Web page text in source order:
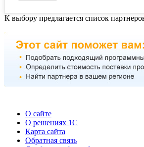
К выбору предлагается список
О сайте
О решениях 1С
Карта сайта
Обратная связь